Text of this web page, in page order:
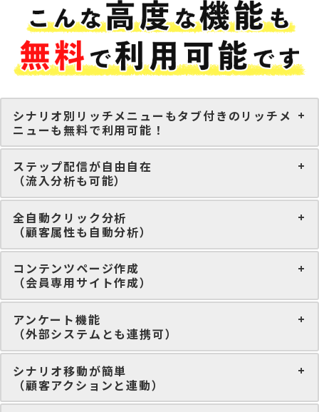
シナリオ別リッチメニューもタブ付きのリッチメ
ニューも無料で利用可能！
ステップ配信が自由自在
（流入分析も可能）
全自動クリック分析
（顧客属性も自動分析）
コンテンツページ作成
（会員専用サイト作成）
アンケート機能
（外部システムとも連携可）
シナリオ移動が簡単
（顧客アクションと連動）